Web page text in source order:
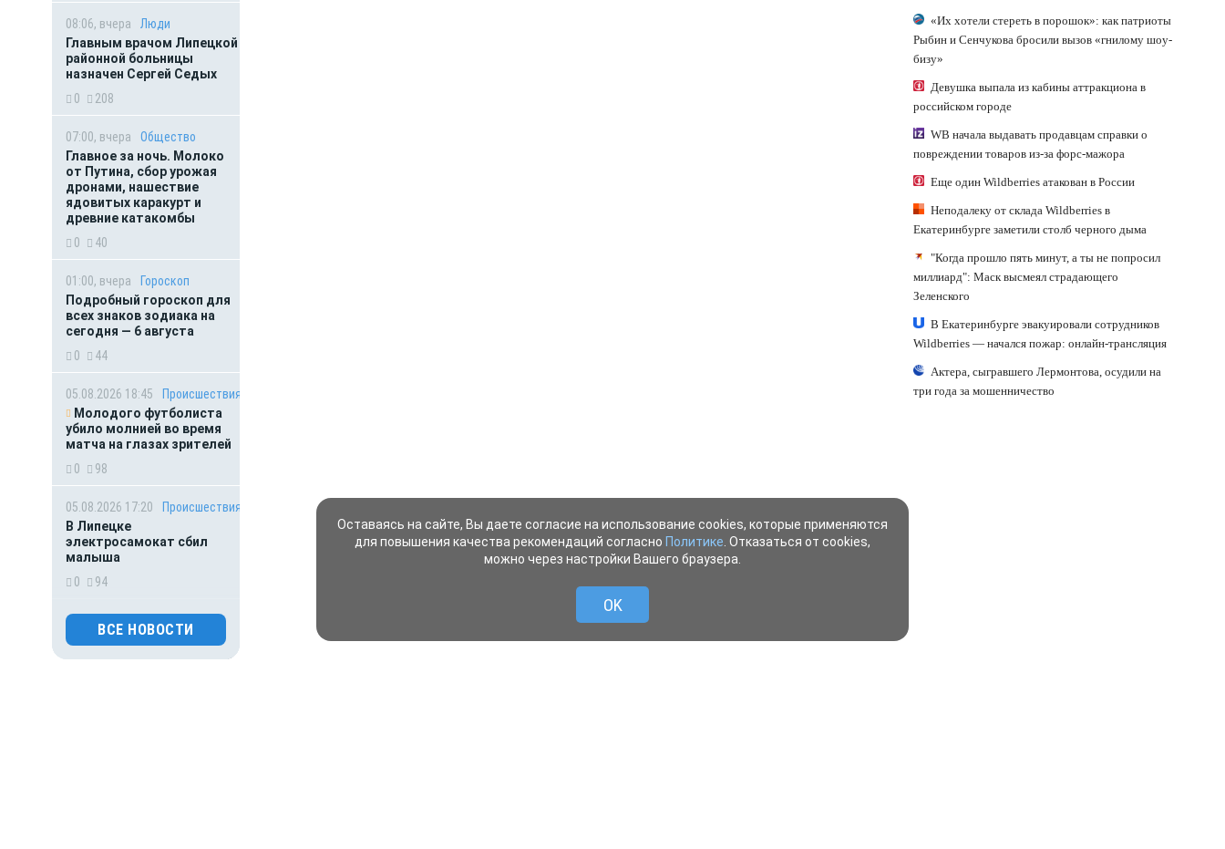
08:06, вчера
Люди
Главным врачом Липецкой
районной больницы
назначен Сергей Седых
0
208
07:00, вчера
Общество
Главное за ночь. Молоко
от Путина, сбор урожая
дронами, нашествие
ядовитых каракурт и
древние катакомбы
0
40
01:00, вчера
Гороскоп
Подробный гороскоп для
всех знаков зодиака на
сегодня — 6 августа
0
44
05.08.2026 18:45
Происшествия
Молодого футболиста
убило молнией во время
матча на глазах зрителей
0
98
05.08.2026 17:20
Происшествия
В Липецке
электросамокат сбил
малыша
0
94
05.08.2026 16:37
Происшествия
В Липецке под мостом
нашли разбитую машину с
ВСЕ НОВОСТИ
«Их хотели стереть в порошок»: как патриоты
Рыбин и Сенчукова бросили вызов «гнилому шоу-
бизу»
Девушка выпала из кабины аттракциона в
российском городе
WB начала выдавать продавцам справки о
повреждении товаров из-за форс-мажора
Еще один Wildberries атакован в России
Неподалеку от склада Wildberries в
Екатеринбурге заметили столб черного дыма
"Когда прошло пять минут, а ты не попросил
миллиард": Маск высмеял страдающего
Зеленского
В Екатеринбурге эвакуировали сотрудников
Wildberries — начался пожар: онлайн-трансляция
Актера, сыгравшего Лермонтова, осудили на
три года за мошенничество
Оставаясь на сайте, Вы даете согласие на использование cookies, которые применяются
для повышения качества рекомендаций согласно Политике . Отказаться от cookies,
можно через настройки Вашего браузера.
OK